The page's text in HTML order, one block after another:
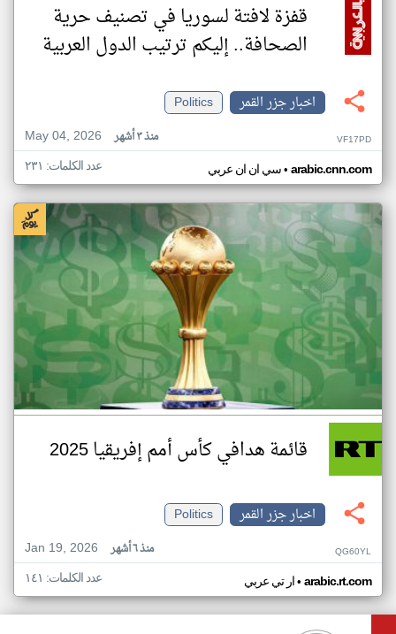
قفزة لافتة لسوريا في تصنيف حرية
الصحافة.. إليكم ترتيب الدول العربية
اخبار جزر القمر
Politics
May 04, 2026
منذ ٣ أشهر VF17PD
سي ان ان عربي• arabic.cnn.com عدد الكلمات: ٢٣١
قائمة هدافي كأس أمم إفريقيا 2025
اخبار جزر القمر
Politics
Jan 19, 2026
منذ ٦ أشهر QG60YL
ار تي عربي• arabic.rt.com عدد الكلمات: ١٤١